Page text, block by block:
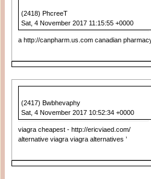
(2418) PhcreeT
Sat, 4 November 2017 11:15:55 +0000
a http://canpharm.us.com canadian
(2417) Bwbhevaphy
Sat, 4 November 2017 10:52:34 +0000
viagra cheapest - http://ericviaed.com/
alternative viagra viagra alternatives ’